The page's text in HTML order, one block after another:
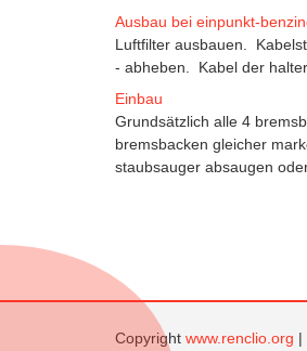
Ausbau bei einpunkt-
Luftfilter ausbauen.
- abheben. Kabel der
Einbau
Grundsätzlich alle 4
bremsbacken gleicher
staubsauger absaugen
Copyright www.renclio.org |